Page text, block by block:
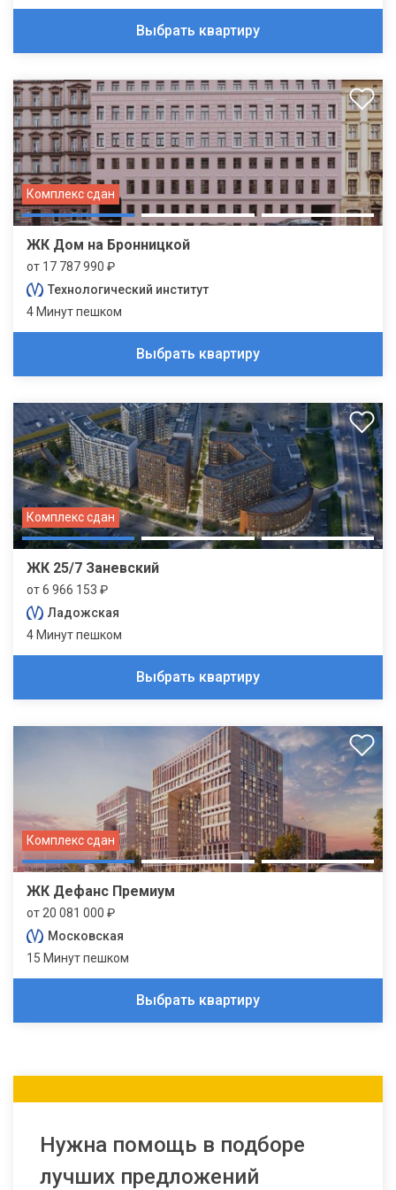
Выбрать квартиру
Комплекс сдан
ЖК Дом на Бронницкой
от 17 787 990 ₽
Технологический институт
4 Минут пешком
Выбрать квартиру
Комплекс сдан
ЖК 25/7 Заневский
от 6 966 153 ₽
Ладожская
4 Минут пешком
Выбрать квартиру
Комплекс сдан
ЖК Дефанс Премиум
от 20 081 000 ₽
Московская
15 Минут пешком
Выбрать квартиру
Нужна помощь в подборе
лучших предложений